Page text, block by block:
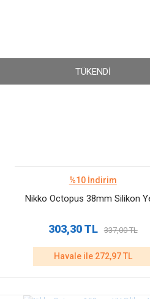
TÜKENDI
%10 İndirim
Nikko Octopus 38mm Silikon
303,30 TL 337,00 TL
Havale ile 272,97 TL